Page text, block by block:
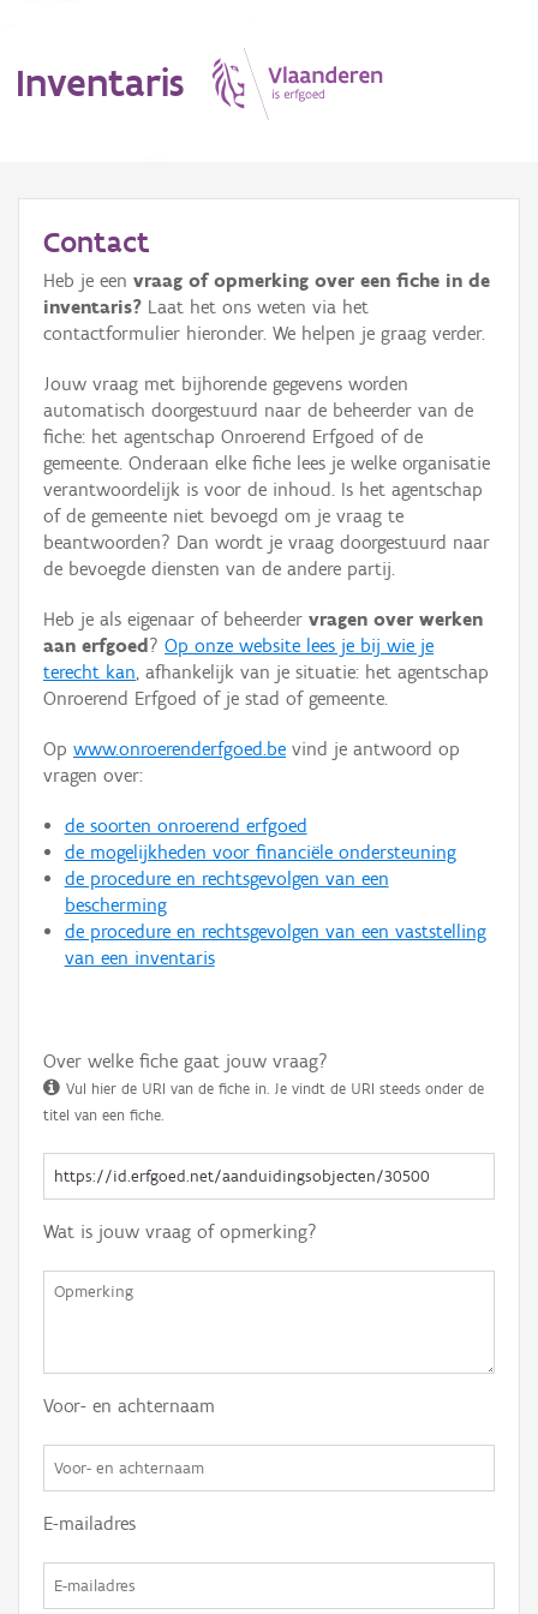
Inventaris
Erfgoedobject
Aanduidingsobject
Waarneming
Thema
Gebeurtenis
Persoon of collectief
Hergebruik
Aanmelden
Contact
Heb je een vraag of opmerking over een fiche in de
inventaris? Laat het ons weten via het
contactformulier hieronder. We helpen je graag verder.
Jouw vraag met bijhorende gegevens worden
automatisch doorgestuurd naar de beheerder van de
fiche: het agentschap Onroerend Erfgoed of de
gemeente. Onderaan elke fiche lees je welke organisatie
verantwoordelijk is voor de inhoud. Is het agentschap
of de gemeente niet bevoegd om je vraag te
beantwoorden? Dan wordt je vraag doorgestuurd naar
de bevoegde diensten van de andere partij.
Heb je als eigenaar of beheerder vragen over werken
aan erfgoed ? Op onze website lees je bij wie je
terecht kan, afhankelijk van je situatie: het agentschap
Onroerend Erfgoed of je stad of gemeente.
Op www.onroerenderfgoed.be vind je antwoord op
vragen over:
de soorten onroerend erfgoed
de mogelijkheden voor financiële ondersteuning
de procedure en rechtsgevolgen van een
bescherming
de procedure en rechtsgevolgen van een vaststelling
van een inventaris
Over welke fiche gaat jouw vraag?
Vul hier de URI van de fiche in. Je vindt de URI steeds onder de
titel van een fiche.
Wat is jouw vraag of opmerking?
Voor- en achternaam
E-mailadres